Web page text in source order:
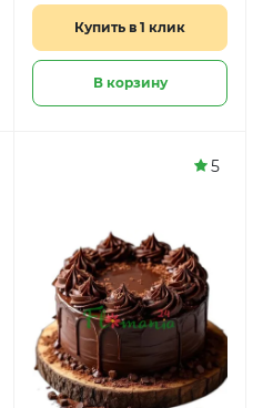
Купить в 1 клик
В корзину
5